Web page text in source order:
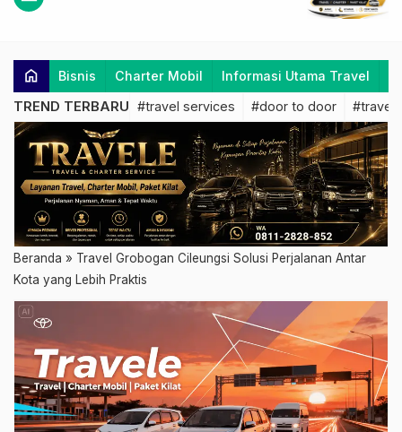
home Bisnis Charter Mobil Informasi Utama Travel
TREND TERBARU #travel services #door to door #travel
Beranda » Travel Grobogan Cileungsi Solusi Perjalanan Antar
Kota yang Lebih Praktis